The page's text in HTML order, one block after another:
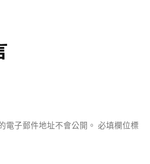
電子郵件地址不會公開。 必填欄位標